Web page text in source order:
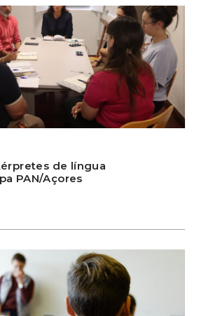
de língua
PAN/Açores